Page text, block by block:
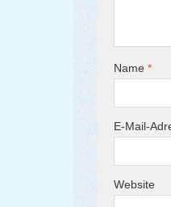
Name *
E-Mail-
Website